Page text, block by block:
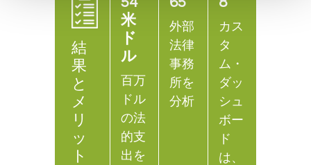
結
果
と
メ
リ
ッ
ト
米
ド
ル
百万
ドル
の法
的支
出を
外部
法律
事務
所を
分析
カス
タ
ム・
ダッ
シュ
ボー
ド
は、